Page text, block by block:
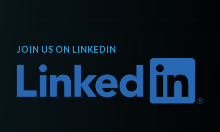
JOIN US ON LINKEDIN